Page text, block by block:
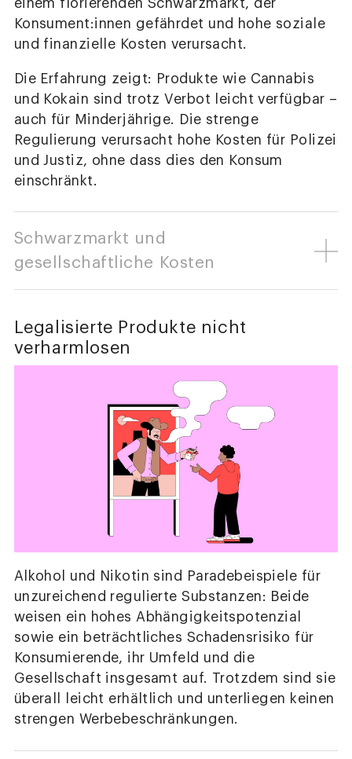
einem florierenden Schwarzmarkt, der
Konsument:innen gefährdet und hohe soziale
und finanzielle Kosten verursacht.
Die Erfahrung zeigt: Produkte wie Cannabis
und Kokain sind trotz Verbot leicht verfügbar –
auch für Minderjährige. Die strenge
Regulierung verursacht hohe Kosten für Polizei
und Justiz, ohne dass dies den Konsum
einschränkt.
Schwarzmarkt und
gesellschaftliche Kosten
Legalisierte Produkte nicht
verharmlosen
Alkohol und Nikotin sind Paradebeispiele für
unzureichend regulierte Substanzen: Beide
weisen ein hohes Abhängigkeitspotenzial
sowie ein beträchtliches Schadensrisiko für
Konsumierende, ihr Umfeld und die
Gesellschaft insgesamt auf. Trotzdem sind sie
überall leicht erhältlich und unterliegen keinen
strengen Werbebeschränkungen.